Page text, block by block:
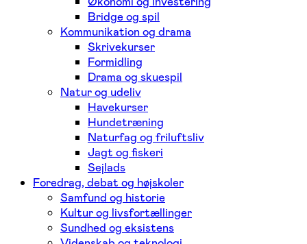
Bridge og spil
Kommunikation og drama
Skrivekurser
Formidling
Drama og skuespil
Natur og udeliv
Havekurser
Hundetræning
Naturfag og friluftsliv
Jagt og fiskeri
Sejlads
Foredrag, debat og højskoler
Samfund og historie
Kultur og livsfortællinger
Sundhed og eksistens